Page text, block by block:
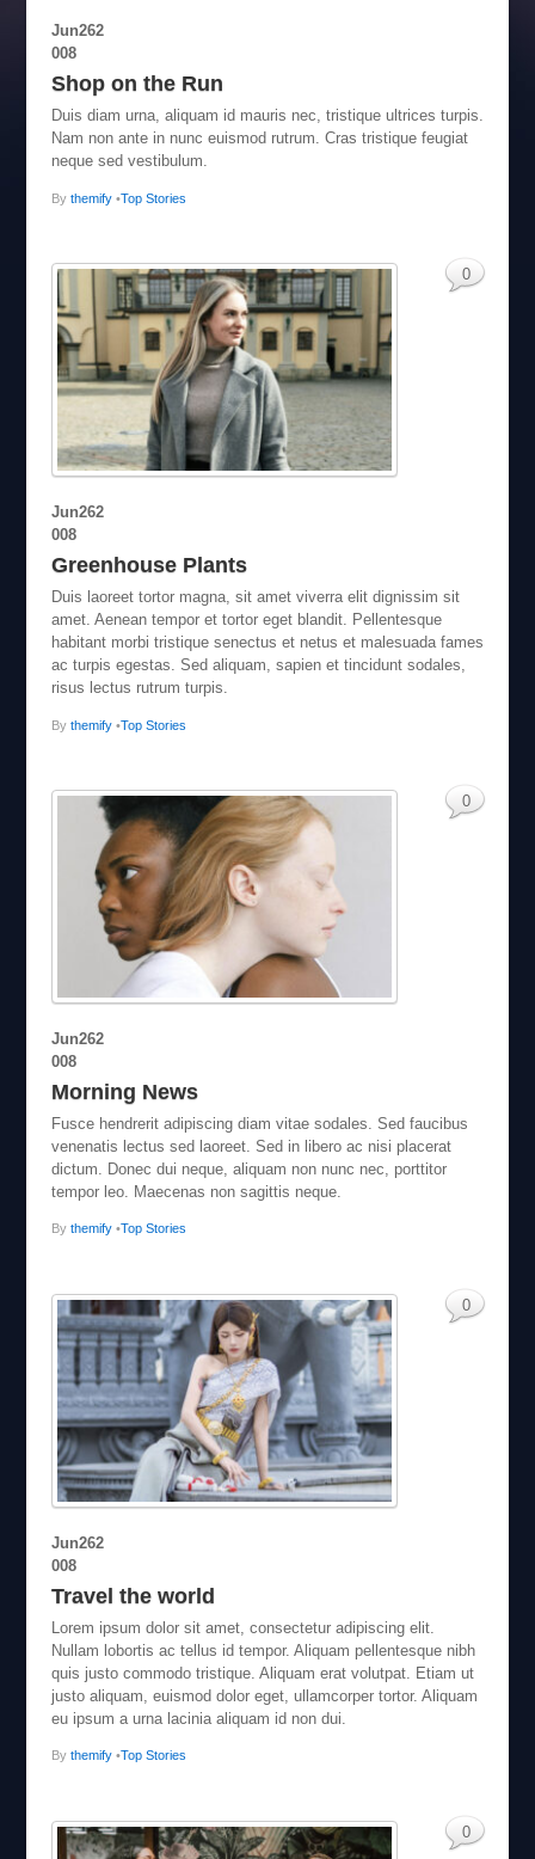
Jun262
008
Shop on the Run
Duis diam urna, aliquam id mauris nec, tristique ultrices turpis.
Nam non ante in nunc euismod rutrum. Cras tristique feugiat
neque sed vestibulum.
By themify•Top Stories
Jun262
008
Greenhouse Plants
Duis laoreet tortor magna, sit amet viverra elit dignissim sit
amet. Aenean tempor et tortor eget blandit. Pellentesque
habitant morbi tristique senectus et netus et malesuada fames
ac turpis egestas. Sed aliquam, sapien et tincidunt sodales,
risus lectus rutrum turpis.
By themify•Top Stories
0
Jun262
008
Morning News
Fusce hendrerit adipiscing diam vitae sodales. Sed faucibus
venenatis lectus sed laoreet. Sed in libero ac nisi placerat
dictum. Donec dui neque, aliquam non nunc nec, porttitor
tempor leo. Maecenas non sagittis neque.
By themify•Top Stories
0
Jun262
008
Travel the world
Lorem ipsum dolor sit amet, consectetur adipiscing elit.
Nullam lobortis ac tellus id tempor. Aliquam pellentesque nibh
quis justo commodo tristique. Aliquam erat volutpat. Etiam ut
justo aliquam, euismod dolor eget, ullamcorper tortor. Aliquam
eu ipsum a urna lacinia aliquam id non dui.
By themify•Top Stories
0
0